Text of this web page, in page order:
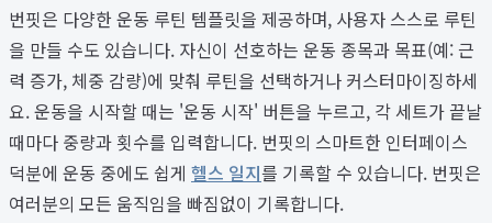
번핏은 다양한 운동 루틴 템플릿을 제공하며, 사용자 스스로 루틴
을 만들 수도 있습니다. 자신이 선호하는 운동 종목과 목표(예: 근
력 증가, 체중 감량)에 맞춰 루틴을 선택하거나 커스터마이징하세
요. 운동을 시작할 때는 '운동 시작' 버튼을 누르고, 각 세트가 끝날
때마다 중량과 횟수를 입력합니다. 번핏의 스마트한 인터페이스
덕분에 운동 중에도 쉽게 헬스 일지를 기록할 수 있습니다. 번핏은
여러분의 모든 움직임을 빠짐없이 기록합니다.